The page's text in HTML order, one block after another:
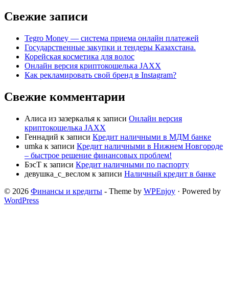
Свежие записи
Tegro Money — система приема онлайн платежей
Государственные закупки и тендеры Казахстана.
Корейская косметика для волос
Онлайн версия криптокошелька JAXX
Как рекламировать свой бренд в Instagram?
Свежие комментарии
Алиса из зазеркалья к записи Онлайн версия
криптокошелька JAXX
Геннадий к записи Кредит наличными в МДМ банке
umka к записи Кредит наличными в Нижнем Новгороде
– быстрое решение финансовых проблем!
БэсТ к записи Кредит наличными по паспорту
девушка_с_веслом к записи Наличный кредит в банке
© 2026 Финансы и кредиты - Theme by WPEnjoy · Powered by
WordPress